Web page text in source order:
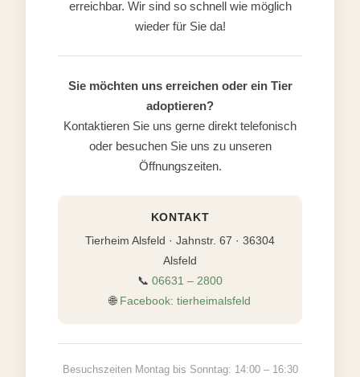
erreichbar. Wir sind so schnell wie möglich
wieder für Sie da!
Sie möchten uns erreichen oder ein Tier
adoptieren?
Kontaktieren Sie uns gerne direkt telefonisch
oder besuchen Sie uns zu unseren
Öffnungszeiten.
KONTAKT
Tierheim Alsfeld · Jahnstr. 67 · 36304
Alsfeld
📞 06631 – 2800
🌐 Facebook: tierheimalsfeld
Besuchszeiten Montag bis Sonntag: 14:00 – 16:30